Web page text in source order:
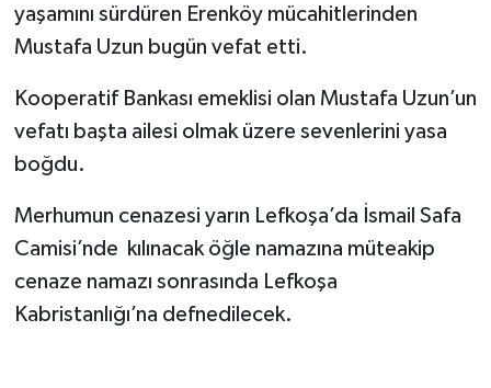
yaşamını sürdüren Erenköy mücahitlerinden
Mustafa Uzun bugün vefat etti.
Kooperatif Bankası emeklisi olan Mustafa Uzun’un
vefatı başta ailesi olmak üzere sevenlerini yasa
boğdu.
Merhumun cenazesi yarın Lefkoşa’da İsmail Safa
Camisi’nde kılınacak öğle namazına müteakip
cenaze namazı sonrasında Lefkoşa
Kabristanlığı’na defnedilecek.